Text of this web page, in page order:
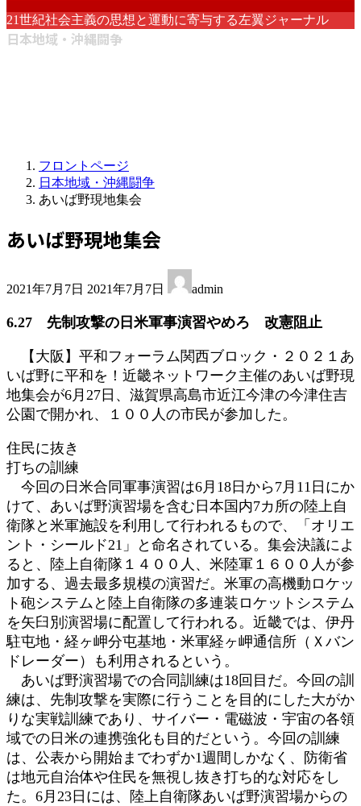
21世紀社会主義の思想と運動に寄与する左翼ジャーナル
日本地域・沖縄闘争
フロントページ
日本地域・沖縄闘争
あいば野現地集会
あいば野現地集会
2021年7月7日 終
新
時
:
2021年7月7日 admin
6.27 先制攻撃の日米軍事演習やめろ 改憲阻止
【大阪】平和フォーラム関西ブロック・２０２１あ
いば野に平和を！近畿ネットワーク主催のあいば野現
地集会が6月27日、滋賀県高島市近江今津の今津住吉
公園で開かれ、１００人の市民が参加した。
住民に抜き
打ちの訓練
今回の日米合同軍事演習は6月18日から7月11日にか
けて、あいば野演習場を含む日本国内7カ所の陸上自
衛隊と米軍施設を利用して行われるもので、「オリエ
ント・シールド21」と命名されている。集会決議によ
ると、陸上自衛隊１４００人、米陸軍１６００人が参
加する、過去最多規模の演習だ。米軍の高機動ロケッ
ト砲システムと陸上自衛隊の多連装ロケットシステム
を矢臼別演習場に配置して行われる。近畿では、伊丹
駐屯地・経ヶ岬分屯基地・米軍経ヶ岬通信所（Ｘバン
ドレーダー）も利用されるという。
あいば野演習場での合同訓練は18回目だ。今回の訓
練は、先制攻撃を実際に行うことを目的にした大がか
りな実戦訓練であり、サイバー・電磁波・宇宙の各領
域での日米の連携強化も目的だという。今回の訓練
は、公表から開始までわずか1週間しかなく、防衛省
は地元自治体や住民を無視し抜き打ち的な対応をし
た。6月23日には、陸上自衛隊あいば野演習場からの